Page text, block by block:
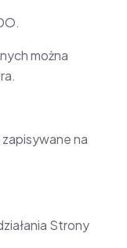
można
na
Strony